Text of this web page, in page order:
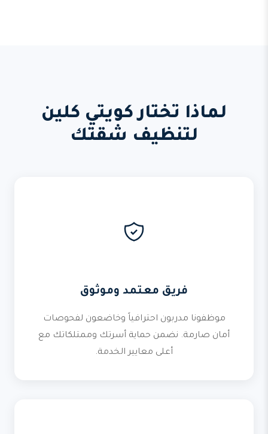
لماذا تختار كويتي كلين
لتنظيف شقتك
فريق معتمد وموثوق
موظفونا مدربون احترافياً وخاضعون لفحوصات
أمان صارمة. نضمن حماية أسرتك وممتلكاتك مع
أعلى معايير الخدمة.